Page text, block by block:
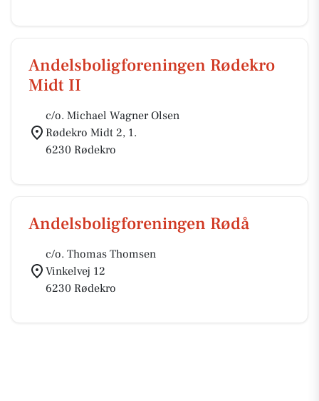
Andelsboligforeningen Rødekro
Midt II
c/o. Michael Wagner Olsen
Rødekro Midt 2, 1.
6230 Rødekro
Andelsboligforeningen Rødå
c/o. Thomas Thomsen
Vinkelvej 12
6230 Rødekro